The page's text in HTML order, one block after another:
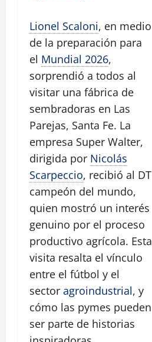
Lionel Scaloni, en medio
de la preparación para
el Mundial 2026,
sorprendió a todos al
visitar una fábrica de
sembradoras en Las
Parejas, Santa Fe. La
empresa Super Walter,
dirigida por Nicolás
Scarpeccio, recibió al DT
campeón del mundo,
quien mostró un interés
genuino por el proceso
productivo agrícola. Esta
visita resalta el vínculo
entre el fútbol y el
sector agroindustrial, y
cómo las pymes pueden
ser parte de historias